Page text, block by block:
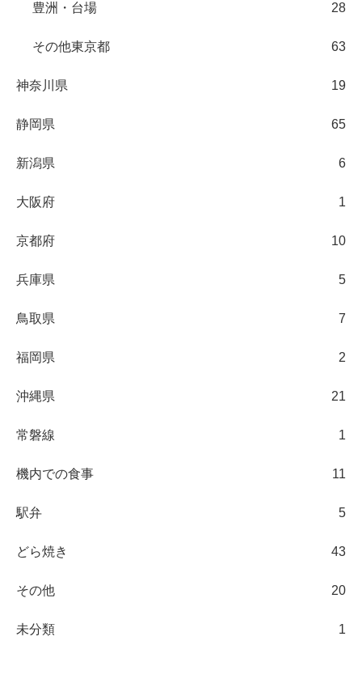
豊洲・台場 28
その他東京都 63
神奈川県 19
静岡県 65
新潟県 6
大阪府 1
京都府 10
兵庫県 5
鳥取県 7
福岡県 2
沖縄県 21
常磐線 1
機内での食事 11
駅弁 5
どら焼き 43
その他 20
未分類 1